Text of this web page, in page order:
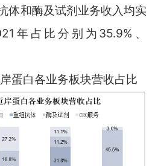
体和酶及试剂业务收入均实
年占比分别为35.9%、
蛋白各业务板块营收占比